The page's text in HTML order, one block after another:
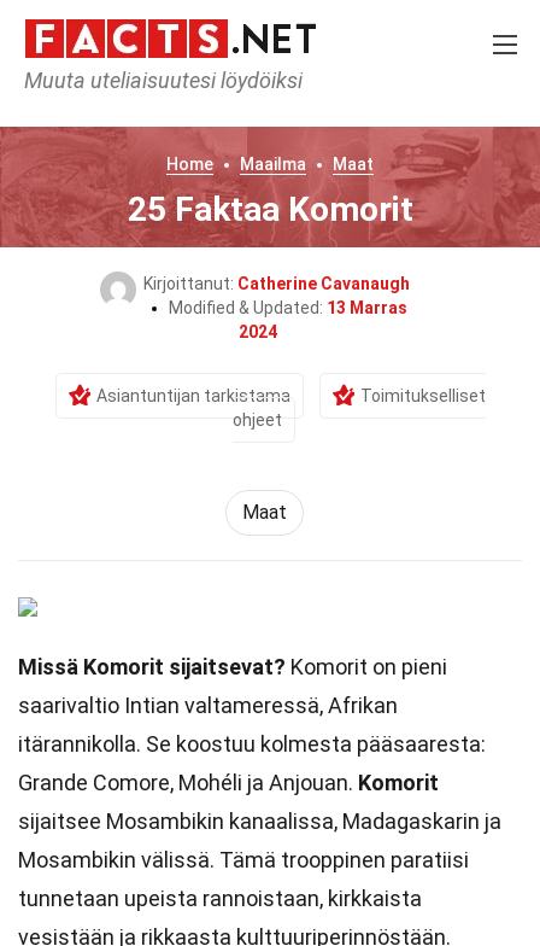
Muuta uteliaisuutesi löydöiksi
Home Maailma Maat
25 Faktaa Komorit
Kirjoittanut: Catherine Cavanaugh
Modified & Updated: 13 Marras
2024
Asiantuntijan tarkistama
Toimitukselliset
ohjeet
Maat
Missä Komorit sijaitsevat? Komorit on pieni
saarivaltio Intian valtameressä, Afrikan
itärannikolla. Se koostuu kolmesta pääsaaresta:
Grande Comore, Mohéli ja Anjouan. Komorit
sijaitsee Mosambikin kanaalissa, Madagaskarin ja
Mosambikin välissä. Tämä trooppinen paratiisi
tunnetaan upeista rannoistaan, kirkkaista
vesistään ja rikkaasta kulttuuriperinnöstään.